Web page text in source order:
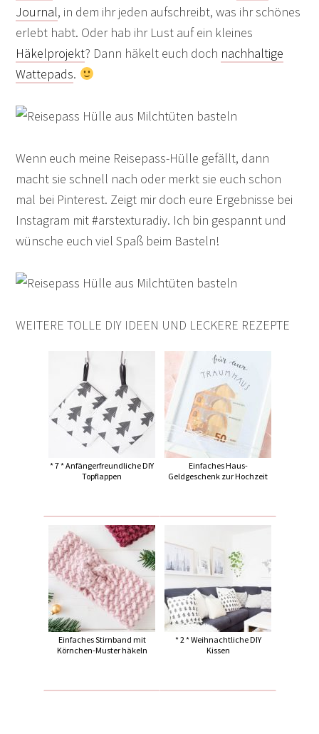
Journal, in dem ihr jeden aufschreibt, was ihr schönes
erlebt habt. Oder hab ihr Lust auf ein kleines
Häkelprojekt? Dann häkelt euch doch nachhaltige
Wattepads.
Wenn euch meine Reisepass-Hülle gefällt, dann
macht sie schnell nach oder merkt sie euch schon
mal bei Pinterest. Zeigt mir doch eure Ergebnisse bei
Instagram mit #arstexturadiy. Ich bin gespannt und
wünsche euch viel Spaß beim Basteln!
WEITERE TOLLE DIY IDEEN UND LECKERE REZEPTE
* 7 * Anfängerfreundliche DIY
Topflappen
Einfaches Haus-
Geldgeschenk zur Hochzeit
Einfaches Stirnband mit
Körnchen-Muster häkeln
* 2 * Weihnachtliche DIY
Kissen